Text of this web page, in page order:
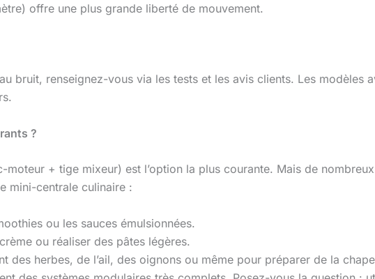
offre une plus grande liberté de mouvement.
bruit, renseignez-vous via les tests et les avis clients. Les modèles
?
moteur + tige mixeur) est l’option la plus courante. Mais de
mini-centrale culinaire :
ou les sauces émulsionnées.
ou réaliser des pâtes légères.
des herbes, de l’ail, des oignons ou même pour préparer de la